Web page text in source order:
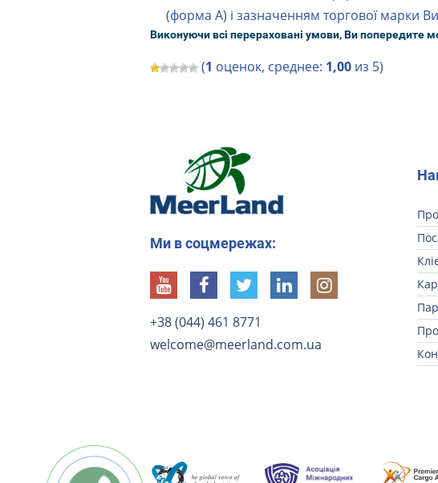
(форма А) і зазначенням торгової марки
Виконуючи всі перераховані умови, Ви попередите
(1 оценок, среднее: 1,00 из 5)
Ми в соцмережах:
+38 (044) 461 8771
welcome@meerland.com.ua